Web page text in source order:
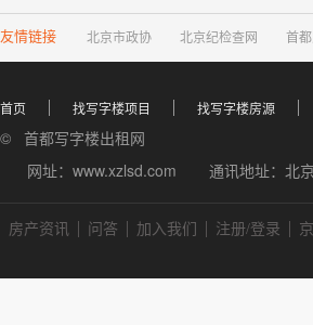
友情链接 北京市政协 北京纪检查网 首
首页 找写字楼项目 找写字楼房源
© 首都写字楼出租网
网址：www.xzlsd.com
通讯地址：北
房产资讯 问答 加入我们 注册/登录